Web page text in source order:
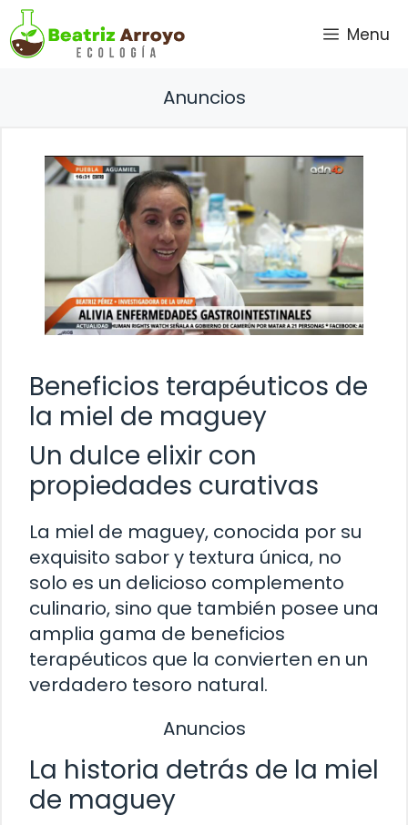
Saltar
al
contenido
Menu
Anuncios
Beneficios terapéuticos de
la miel de maguey
Un dulce elixir con
propiedades curativas
La miel de maguey, conocida por su
exquisito sabor y textura única, no
solo es un delicioso complemento
culinario, sino que también posee una
amplia gama de beneficios
terapéuticos que la convierten en un
verdadero tesoro natural.
Anuncios
La historia detrás de la miel
de maguey